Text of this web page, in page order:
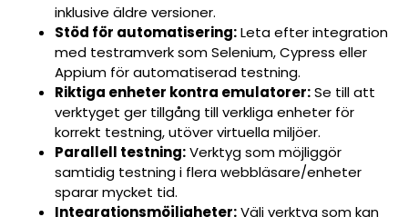
inklusive äldre versioner.
Stöd för automatisering:Leta efter integration
med testramverk som Selenium, Cypress eller
Appium för automatiserad testning.
Riktiga enheter kontra emulatorer:Se till att
verktyget ger tillgång till verkliga enheter för
korrekt testning, utöver virtuella miljöer.
Parallell testning:Verktyg som möjliggör
samtidig testning i flera webbläsare/enheter
sparar mycket tid.
Integrationsmöjligheter:Välj verktyg som kan